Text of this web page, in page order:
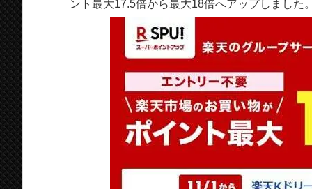
ント最大17.5倍から最大18倍へアップしました